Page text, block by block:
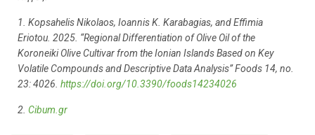
1. Kopsahelis Nikolaos, Ioannis K. Karabagias, and Effimia
Eriotou. 2025. “Regional Differentiation of Olive Oil of the
Koroneiki Olive Cultivar from the Ionian Islands Based on Key
Volatile Compounds and Descriptive Data Analysis” Foods 14, no.
23: 4026. https://doi.org/10.3390/foods14234026
2. Cibum.gr